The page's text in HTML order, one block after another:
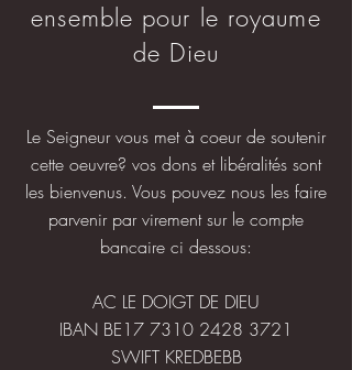
ensemble pour le royaume
de Dieu
Le Seigneur vous met à coeur de soutenir
cette oeuvre? vos dons et libéralités sont
les bienvenus. Vous pouvez nous les faire
parvenir par virement sur le compte
bancaire ci dessous:
AC LE DOIGT DE DIEU
IBAN BE17 7310 2428 3721
SWIFT KREDBEBB